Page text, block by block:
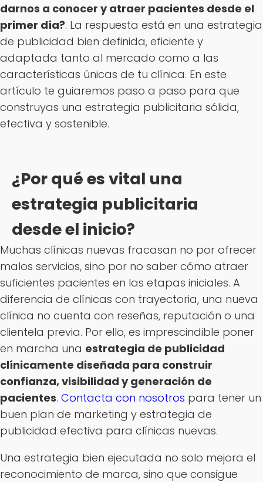
darnos a conocer y atraer pacientes desde el
primer día?. La respuesta está en una estrategia
de publicidad bien definida, eficiente y
adaptada tanto al mercado como a las
características únicas de tu clínica. En este
artículo te guiaremos paso a paso para que
construyas una estrategia publicitaria sólida,
efectiva y sostenible.
¿Por qué es vital una
estrategia publicitaria
desde el inicio?
Muchas clínicas nuevas fracasan no por ofrecer
malos servicios, sino por no saber cómo atraer
suficientes pacientes en las etapas iniciales. A
diferencia de clínicas con trayectoria, una nueva
clínica no cuenta con reseñas, reputación o una
clientela previa. Por ello, es imprescindible poner
en marcha una estrategia de publicidad
clínicamente diseñada para construir
confianza, visibilidad y generación de
pacientes. Contacta con nosotros para tener un
buen plan de marketing y estrategia de
publicidad efectiva para clínicas nuevas.
Una estrategia bien ejecutada no solo mejora el
reconocimiento de marca, sino que consigue